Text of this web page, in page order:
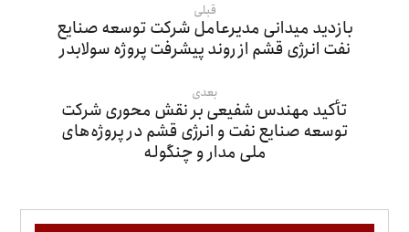
قبلی
بازدید میدانی مدیرعامل شرکت توسعه صنایع
نفت انرژی قشم از روند پیشرفت پروژه سولابدر
بعدی
تأکید مهندس شفیعی بر نقش محوری شرکت
توسعه صنایع نفت و انرژی قشم در پروژه‌های
ملی مدار و چنگوله